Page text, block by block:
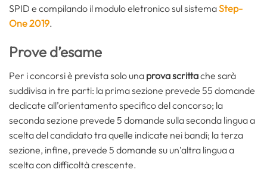
SPID e compilando il modulo eletronico sul sistemaStep-
One 2019.
Prove d’esame
Per i concorsi è prevista solo una prova scrittache sarà
suddivisa in tre parti: la prima sezione prevede 55 domande
dedicate all’orientamento specifico del concorso; la
seconda sezione prevede 5 domande sulla seconda lingua a
scelta del candidato tra quelle indicate nei bandi; la terza
sezione, infine, prevede 5 domande su un’altra lingua a
scelta con difficoltà crescente.